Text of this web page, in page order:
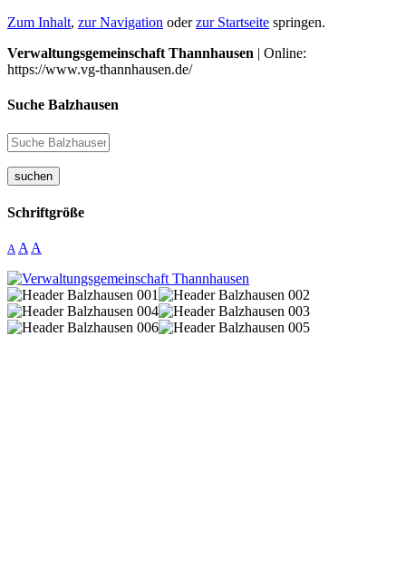
Zum Inhalt, zur Navigation oderzur Startseite springen.
Verwaltungsgemeinschaft Thannhausen | Online:
https://www.vg-thannhausen.de/
Suche Balzhausen
suchen
Schriftgröße
A A A